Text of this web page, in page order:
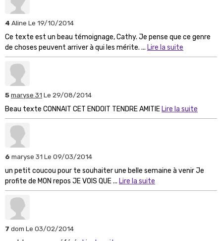
4 Aline Le 19/10/2014
Ce texte est un beau témoignage, Cathy. Je pense que ce genre
de choses peuvent arriver à qui les mérite. ... Lire la suite
5maryse 31 Le 29/08/2014
Beau texte CONNAIT CET ENDOIT TENDRE AMITIE Lire la suite
6 maryse 31 Le 09/03/2014
un petit coucou pour te souhaiter une belle semaine à venir Je
profite de MON repos JE VOIS QUE ... Lire la suite
7 dom Le 03/02/2014